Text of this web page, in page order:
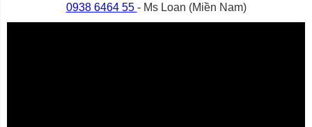
0938 6464 55 - Ms Loan (Miền Nam)